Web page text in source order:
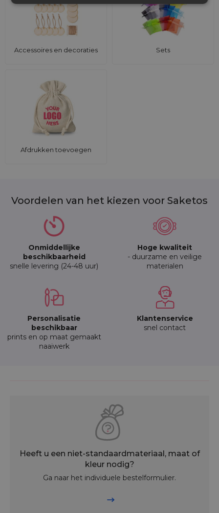
Accessoires en decoraties Sets
Afdrukken toevoegen
Voordelen van het kiezen voor Saketos
Onmiddellijke
beschikbaarheid
snelle levering (24-48 uur)
Hoge kwaliteit
- duurzame en veilige
materialen
Personalisatie
beschikbaar
prints en op maat gemaakt
naaiwerk
Klantenservice
snel contact
Heeft u een niet-standaardmateriaal, maat of
kleur nodig?
Ga naar het individuele bestelformulier.